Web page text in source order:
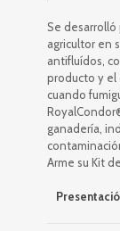
Se
agricultor en
antifluídos,
producto y el
cuando
ganadería,
Arme su Kit